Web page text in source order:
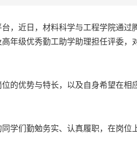
，近日，材料科学与工程学院通过
年级优秀勤工助学助理担任评委，
的优势与特长，以及自身希望在相
学们勤勉务实、认真履职，在岗位